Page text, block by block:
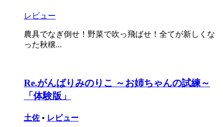
レビュー
農具でなぎ倒せ！野菜で吹っ飛ばせ！全てが新しくな
った秋穣...
Re.がんばりみのりこ ～お姉ちゃんの試練～
「体験版」
土佐 • レビュー